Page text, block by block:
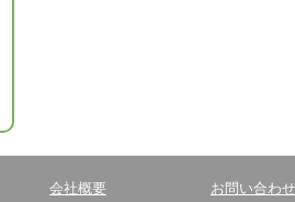
会社概要 お問い合わせ